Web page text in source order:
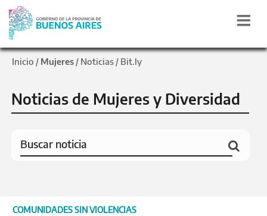
Inicio / Mujeres / Noticias / Bit.ly
Noticias de Mujeres y Diversidad
COMUNIDADES SIN VIOLENCIAS